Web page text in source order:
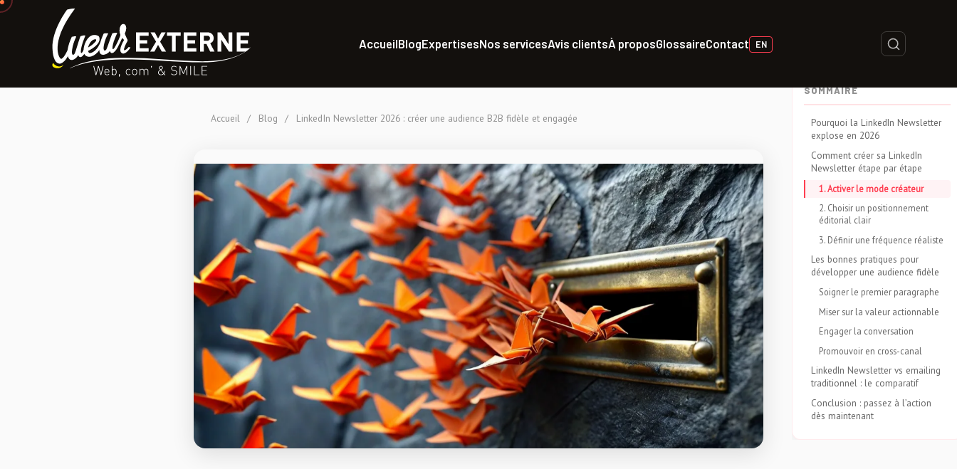
AccueilBlogExpertisesNos servicesAvis clientsÀ proposGlossaireContact EN
SOMMAIRE
Pourquoi la LinkedIn Newsletter
explose en 2026
Comment créer sa LinkedIn
Newsletter étape par étape
1. Activer le mode créateur
2. Choisir un positionnement
éditorial clair
3. Définir une fréquence réaliste
Les bonnes pratiques pour
développer une audience fidèle
Soigner le premier paragraphe
Miser sur la valeur actionnable
Engager la conversation
Promouvoir en cross-canal
LinkedIn Newsletter vs emailing
traditionnel : le comparatif
Conclusion : passez à l’action
dès maintenant
Accueil / Blog / LinkedIn Newsletter 2026 : créer une audience B2B fidèle et engagée